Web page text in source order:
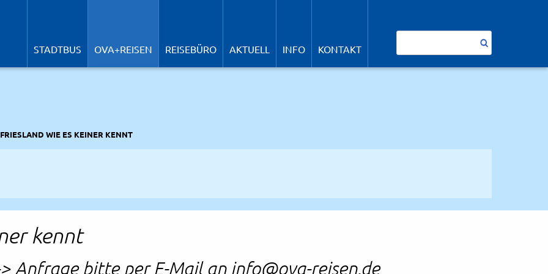
STADTBUS OVA+REISEN REISEBÜRO AKTUELL INFO KONTAKT
WIE ES KEINER KENNT
kennt
Anfrage bitte per E-Mail an info@ova-reisen.de